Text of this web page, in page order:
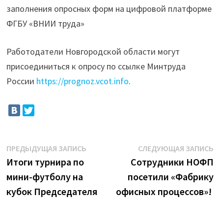
заполнения опросных форм на цифровой платформе
ФГБУ «ВНИИ труда»
Работодатели Новгородской области могут
присоединиться к опросу по ссылке Минтруда
России https://prognoz.vcot.info.
Навигация
по
записям
ПРЕДЫДУЩАЯ ЗАПИСЬ
Итоги турнира по
мини-футболу на
кубок Председателя
СЛЕДУЮЩАЯ ЗАПИСЬ
Сотрудники НОФП
посетили «Фабрику
офисных процессов»!